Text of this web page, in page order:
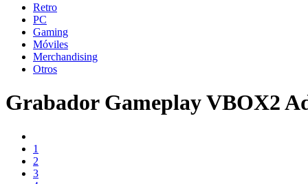
Retro
PC
Gaming
Móviles
Merchandising
Otros
Grabador Gameplay VBOX2
1
2
3